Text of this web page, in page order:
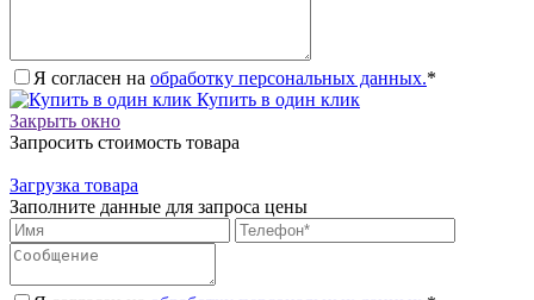
Я согласен на обработку персональных данных.*
Купить в один клик
Закрыть окно
Запросить стоимость товара
Загрузка товара
Заполните данные для запроса цены